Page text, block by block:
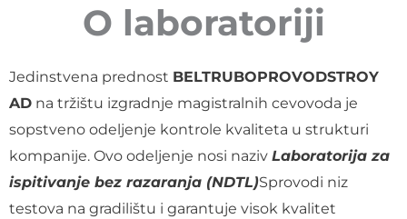
O laboratoriji
Jedinstvena prednost BELTRUBOPROVODSTROY
AD na tržištu izgradnje magistralnih cevovoda je
sopstveno odeljenje kontrole kvaliteta u strukturi
kompanije. Ovo odeljenje nosi naziv Laboratorija za
ispitivanje bez razaranja (NDTL)Sprovodi niz
testova na gradilištu i garantuje visok kvalitet